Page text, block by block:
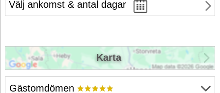
Välj ankomst & antal dagar
Gästomdömen
Karta